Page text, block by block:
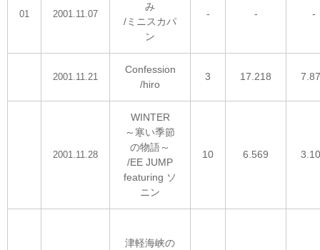
01 2001.11.07
み
/ミニスカパ
ン
- - -
2001.11.21
Confession
/hiro
3 17.218
2001.11.28
WINTER
～寒い季節
の物語～
/EE JUMP
featuring ソ
ニン
10 6.569
津軽海峡の